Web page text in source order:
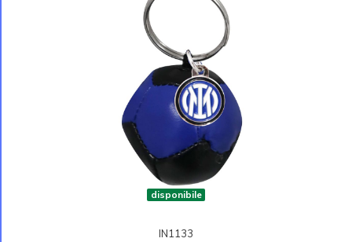
disponibile
IN1133